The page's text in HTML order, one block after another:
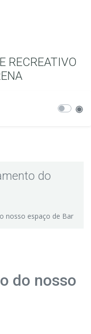
RECREATIVO
do
nosso espaço de Bar
do nosso